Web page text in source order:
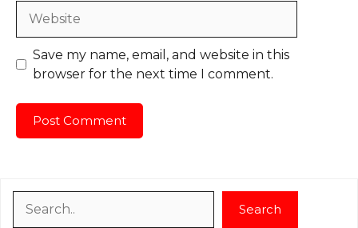
Save my name, email, and website in this
browser for the next time I comment.
Search